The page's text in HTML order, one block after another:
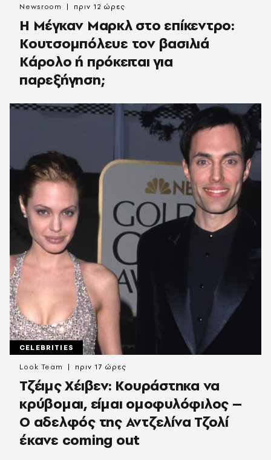
Η Μέγκαν Μαρκλ στο επίκεντρο:
Κουτσομπόλευε τον βασιλιά
Κάρολο ή πρόκειται για
παρεξήγηση;
Newsroom πριν 12 ώρες
CELEBRITIES
Τζέιμς Χέιβεν: Κουράστηκα να
κρύβομαι, είμαι ομοφυλόφιλος –
Ο αδελφός της Αντζελίνα Τζολί
έκανε coming out
Look Team πριν 17 ώρες